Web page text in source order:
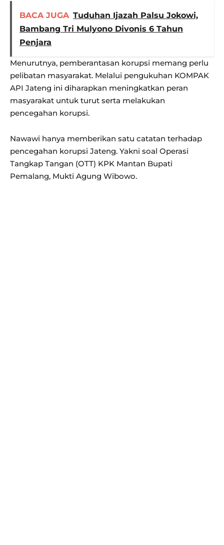
BACA JUGA Tuduhan Ijazah Palsu Jokowi,
Bambang Tri Mulyono Divonis 6 Tahun
Penjara
Menurutnya, pemberantasan korupsi memang perlu
pelibatan masyarakat. Melalui pengukuhan KOMPAK
API Jateng ini diharapkan meningkatkan peran
masyarakat untuk turut serta melakukan
pencegahan korupsi.
Nawawi hanya memberikan satu catatan terhadap
pencegahan korupsi Jateng. Yakni soal Operasi
Tangkap Tangan (OTT) KPK Mantan Bupati
Pemalang, Mukti Agung Wibowo.